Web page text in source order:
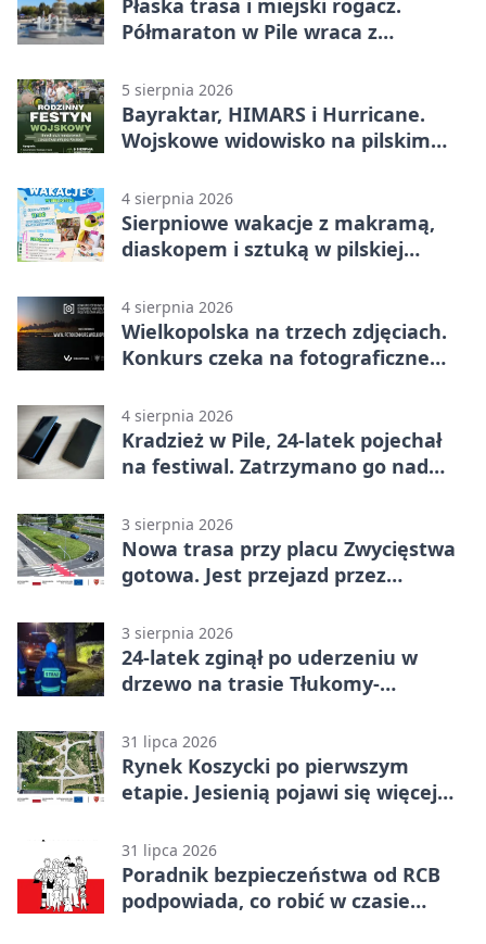
Płaska trasa i miejski rogacz.
Półmaraton w Pile wraca z
5 sierpnia 2026
Bayraktar, HIMARS i Hurricane.
Wojskowe widowisko na pilskim
4 sierpnia 2026
Sierpniowe wakacje z makramą,
diaskopem i sztuką w pilskiej
4 sierpnia 2026
Wielkopolska na trzech zdjęciach.
Konkurs czeka na fotograficzne
4 sierpnia 2026
Kradzież w Pile, 24-latek pojechał
na festiwal. Zatrzymano go nad
3 sierpnia 2026
Nowa trasa przy placu Zwycięstwa
gotowa. Jest przejazd przez
3 sierpnia 2026
24-latek zginął po uderzeniu w
drzewo na trasie Tłukomy-
31 lipca 2026
Rynek Koszycki po pierwszym
etapie. Jesienią pojawi się więcej
31 lipca 2026
Poradnik bezpieczeństwa od RCB
podpowiada, co robić w czasie